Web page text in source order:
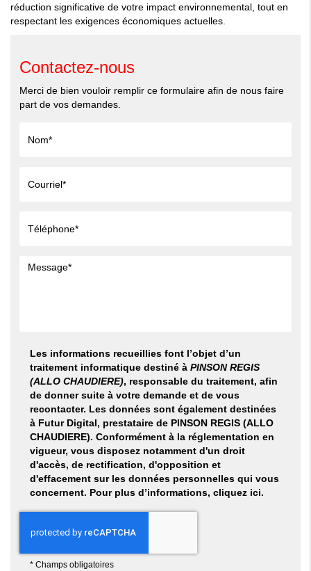
réduction significative de votre impact environnemental, tout en
respectant les exigences économiques actuelles.
Contactez-nous
Merci de bien vouloir remplir ce formulaire afin de nous faire
part de vos demandes.
Les informations recueillies font l’objet d’un
traitement informatique destiné àPINSON REGIS
(ALLO CHAUDIERE), responsable du traitement, afin
de donner suite à votre demande et de vous
recontacter. Les données sont également destinées
à Futur Digital, prestataire de PINSON REGIS (ALLO
CHAUDIERE). Conformément à la réglementation en
vigueur, vous disposez notamment d'un droit
d'accès, de rectification, d'opposition et
d'effacement sur les données personnelles qui vous
concernent. Pour plus d’informations, cliquez ici.
* Champs obligatoires